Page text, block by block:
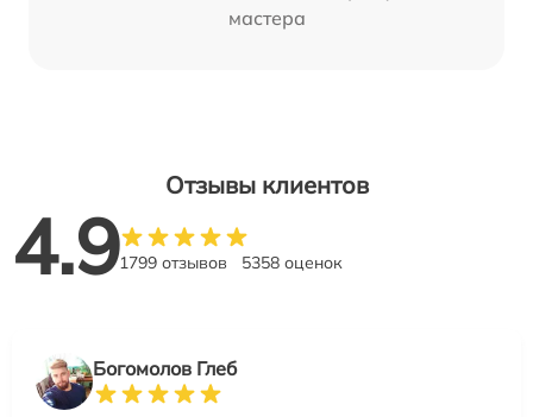
мастера
Отзывы клиентов
4.91799 отзывов 5358 оценок
Богомолов Глеб